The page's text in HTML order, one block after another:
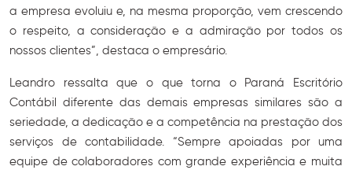
a empresa evoluiu e, na mesma proporção, vem crescendo
o respeito, a consideração e a admiração por todos os
nossos clientes”, destaca o empresário.
Leandro ressalta que o que torna o Paraná Escritório
Contábil diferente das demais empresas similares são a
seriedade, a dedicação e a competência na prestação dos
serviços de contabilidade. “Sempre apoiadas por uma
equipe de colaboradores com grande experiência e muita